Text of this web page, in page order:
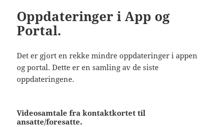
Oppdateringer i App og
Portal.
Det er gjort en rekke mindre oppdateringer i appen
og portal. Dette er en samling av de siste
oppdateringene.
Videosamtale fra kontaktkortet til
ansatte/foresatte.